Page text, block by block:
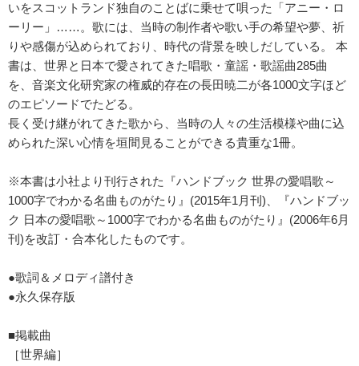
いをスコットランド独自のことばに乗せて唄った「アニー・ロ
ーリー」……。歌には、当時の制作者や歌い手の希望や夢、祈
りや感傷が込められており、時代の背景を映しだしている。 本
書は、世界と日本で愛されてきた唱歌・童謡・歌謡曲285曲
を、音楽文化研究家の権威的存在の長田暁二が各1000文字ほど
のエピソードでたどる。
長く受け継がれてきた歌から、当時の人々の生活模様や曲に込
められた深い心情を垣間見ることができる貴重な1冊。
※本書は小社より刊行された『ハンドブック 世界の愛唱歌～
1000字でわかる名曲ものがたり』(2015年1月刊)、『ハンドブッ
ク 日本の愛唱歌～1000字でわかる名曲ものがたり』(2006年6月
刊)を改訂・合本化したものです。
●歌詞＆メロディ譜付き
●永久保存版
■掲載曲
［世界編］